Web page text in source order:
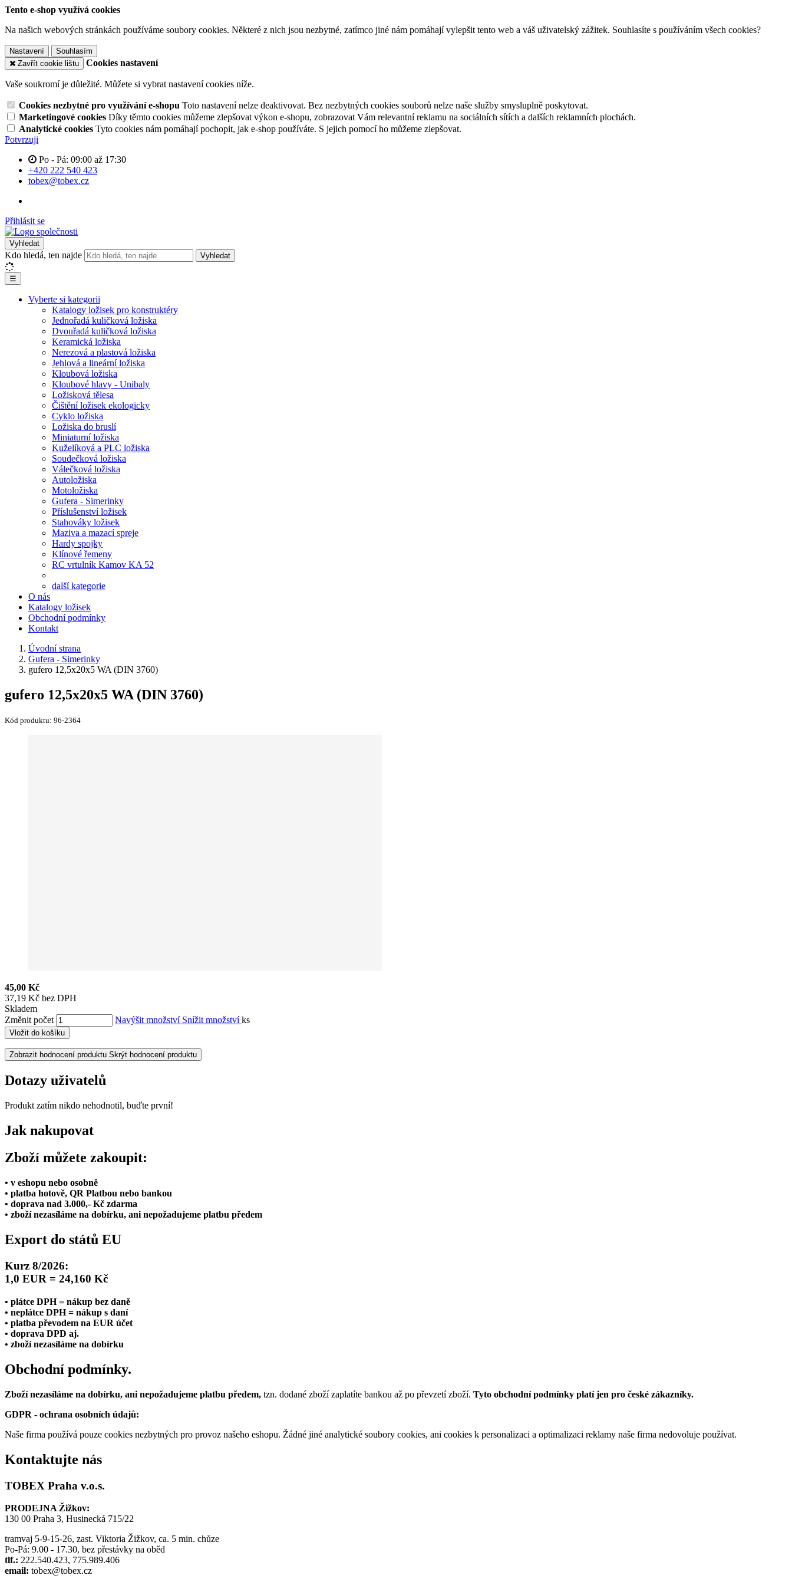
Tento e-shop využívá cookies
Na našich webových stránkách používáme soubory cookies. Některé z nich jsou nezbytné, zatímco jiné nám pomáhají vylepšit tento web a váš uživatelský zážitek. Souhlasíte s používáním všech cookies?
Nastavení
Souhlasím
Zavřít cookie lištu
Cookies nastavení
Vaše soukromí je důležité. Můžete si vybrat nastavení cookies níže.
Cookies nezbytné pro využívání e-shopu Toto nastavení nelze deaktivovat. Bez nezbytných cookies souborů nelze naše služby smysluplně poskytovat.
Marketingové cookies Díky těmto cookies můžeme zlepšovat výkon e-shopu, zobrazovat Vám relevantní reklamu na sociálních sítích a dalších reklamních plochách.
Analytické cookies Tyto cookies nám pomáhají pochopit, jak e-shop používáte. S jejich pomocí ho můžeme zlepšovat.
Potvrzuji
Po - Pá: 09:00 až 17:30
+420 222 540 423
tobex@tobex.cz
Přihlásit se
Vyhledat
Kdo hledá, ten najde Vyhledat
☰
Vyberte si kategorii
Katalogy ložisek pro konstruktéry
Jednořadá kuličková ložiska
Dvouřadá kuličková ložiska
Keramická ložiska
Nerezová a plastová ložiska
Jehlová a lineární ložiska
Kloubová ložiska
Kloubové hlavy - Unibaly
Ložisková tělesa
Čištění ložisek ekologicky
Cyklo ložiska
Ložiska do bruslí
Miniaturní ložiska
Kuželíková a PLC ložiska
Soudečková ložiska
Válečková ložiska
Autoložiska
Motoložiska
Gufera - Simerinky
Příslušenství ložisek
Stahováky ložisek
Maziva a mazací spreje
Hardy spojky
Klínové řemeny
RC vrtulník Kamov KA 52
další kategorie
O nás
Katalogy ložisek
Obchodní podmínky
Kontakt
Úvodní strana
Gufera - Simerinky
gufero 12,5x20x5 WA (DIN 3760)
gufero 12,5x20x5 WA (DIN 3760)
Kód produktu: 96-2364
45,00 Kč
37,19 Kč bez DPH
Skladem
Změnit počet
Navýšit množství Snížit množstvíks
Vložit do košíku
Zobrazit hodnocení produktu Skrýt hodnocení produktu
Dotazy uživatelů
Produkt zatím nikdo nehodnotil, buďte první!
Jak nakupovat
Zboží můžete zakoupit:
• v eshopu nebo osobně
• platba hotově, QR Platbou nebo bankou
• doprava nad 3.000,- Kč zdarma
• zboží nezasíláme na dobírku, ani nepožadujeme platbu předem
Export do států EU
Kurz 8/2026:
1,0 EUR = 24,160 Kč
• plátce DPH = nákup bez daně
• neplátce DPH = nákup s daní
• platba převodem na EUR účet
• doprava DPD aj.
• zboží nezasíláme na dobírku
Obchodní podmínky.
Zboží nezasíláme na dobírku, ani nepožadujeme platbu předem, tzn. dodané zboží zaplatíte bankou až po převzetí zboží. Tyto obchodní podmínky platí jen pro české zákazníky.
GDPR - ochrana osobních údajů:
Naše firma používá pouze cookies nezbytných pro provoz našeho eshopu. Žádné jiné analytické soubory cookies, ani cookies k personalizaci a optimalizaci reklamy naše firma nedovoluje používat.
Kontaktujte nás
TOBEX Praha v.o.s.
PRODEJNA Žižkov:
130 00 Praha 3, Husinecká 715/22
tramvaj 5-9-15-26, zast. Viktoria Žižkov, ca. 5 min. chůze
Po-Pá: 9.00 - 17.30, bez přestávky na oběd
tlf.: 222.540.423, 775.989.406
email: tobex@tobex.cz